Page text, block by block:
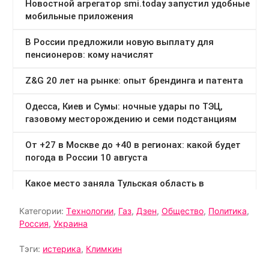
Категории: Tехнологии, Газ, Дзен, Общество, Политика,
Россия, Украина
Тэги: истерика, Климкин